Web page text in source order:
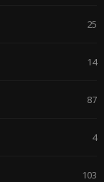
25
14
87
4
103